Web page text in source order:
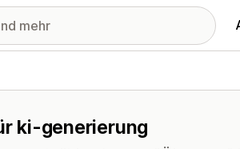
ki-generierung